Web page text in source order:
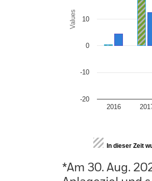
Values
2016
-20
-10
0
10
End of interactive chart.
In dieser Zeit
*Am 30. Aug.